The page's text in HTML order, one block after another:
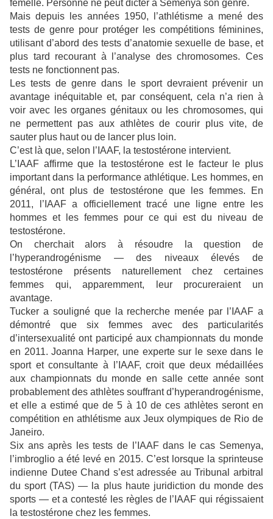
femelle. Personne ne peut dicter à Semenya son genre.
Mais depuis les années 1950, l’athlétisme a mené des
tests de genre pour protéger les compétitions féminines,
utilisant d’abord des tests d’anatomie sexuelle de base, et
plus tard recourant à l’analyse des chromosomes. Ces
tests ne fonctionnent pas.
Les tests de genre dans le sport devraient prévenir un
avantage inéquitable et, par conséquent, cela n’a rien à
voir avec les organes génitaux ou les chromosomes, qui
ne permettent pas aux athlètes de courir plus vite, de
sauter plus haut ou de lancer plus loin.
C’est là que, selon l’IAAF, la testostérone intervient.
L’IAAF affirme que la testostérone est le facteur le plus
important dans la performance athlétique. Les hommes, en
général, ont plus de testostérone que les femmes. En
2011, l’IAAF a officiellement tracé une ligne entre les
hommes et les femmes pour ce qui est du niveau de
testostérone.
On cherchait alors à résoudre la question de
l’hyperandrogénisme — des niveaux élevés de
testostérone présents naturellement chez certaines
femmes qui, apparemment, leur procureraient un
avantage.
Tucker a souligné que la recherche menée par l’IAAF a
démontré que six femmes avec des particularités
d’intersexualité ont participé aux championnats du monde
en 2011. Joanna Harper, une experte sur le sexe dans le
sport et consultante à l’IAAF, croit que deux médaillées
aux championnats du monde en salle cette année sont
probablement des athlètes souffrant d’hyperandrogénisme,
et elle a estimé que de 5 à 10 de ces athlètes seront en
compétition en athlétisme aux Jeux olympiques de Rio de
Janeiro.
Six ans après les tests de l’IAAF dans le cas Semenya,
l’imbroglio a été levé en 2015. C’est lorsque la sprinteuse
indienne Dutee Chand s’est adressée au Tribunal arbitral
du sport (TAS) — la plus haute juridiction du monde des
sports — et a contesté les règles de l’IAAF qui régissaient
la testostérone chez les femmes.